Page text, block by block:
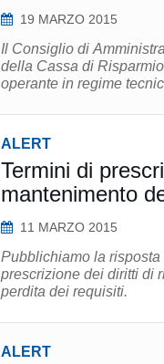
19 MARZO 2015
Il Consiglio di
della Cassa di
operante in regime
ALERT
Termini di
mantenimento
11 MARZO 2015
Pubblichiamo la
prescrizione dei diritti di
perdita dei requisiti.
ALERT